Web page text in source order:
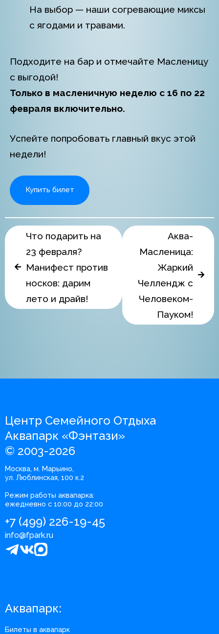
На выбор — наши согревающие миксы
с ягодами и травами.
Подходите на бар и отмечайте Масленицу
с выгодой!
Только в масленичную неделю с 16 по 22
февраля включительно.
Успейте попробовать главный вкус этой
недели!
Купить билет
Что подарить на
23 февраля?
Манифест против
носков: дарим
лето и драйв!
Аква-
Масленица:
Жаркий
Челлендж с
Человеком-
Пауком!
Центр Семейного Отдыха
Аквапарк «Фэнтази»
© 2003-2026
Москва, м. Марьино,
ул. Люблинская, 100 к.2
Режим работы аквапарка:
ежедневно с 10:00 до 22:00
+7 (499) 226-19-45
info@fpark.ru
Аквапарк:
Билеты в аквапарк